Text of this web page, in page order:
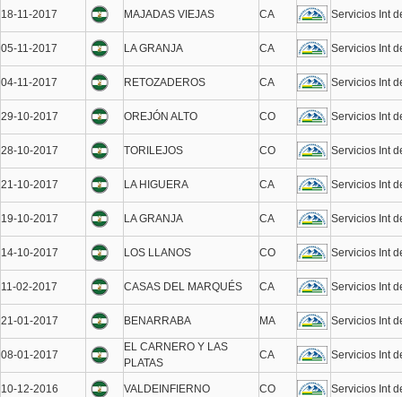
18-11-2017 MAJADAS VIEJAS CA Servicios Int
05-11-2017 LA GRANJA CA Servicios Int
04-11-2017 RETOZADEROS CA Servicios Int
29-10-2017 OREJÓN ALTO CO Servicios Int
28-10-2017 TORILEJOS CO Servicios Int
21-10-2017 LA HIGUERA CA Servicios Int
19-10-2017 LA GRANJA CA Servicios Int
14-10-2017 LOS LLANOS CO Servicios Int
11-02-2017 CASAS DEL MARQUÉS CA Servicios Int
21-01-2017 BENARRABA MA Servicios Int
08-01-2017
EL CARNERO Y LAS
PLATAS
CA Servicios Int
10-12-2016 VALDEINFIERNO CO Servicios Int